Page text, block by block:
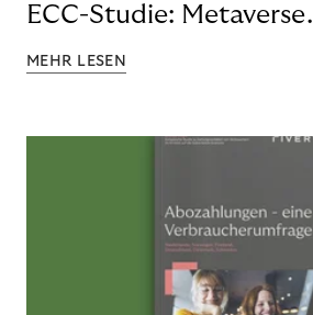
ECC-Studie: Metaverse.
MEHR LESEN